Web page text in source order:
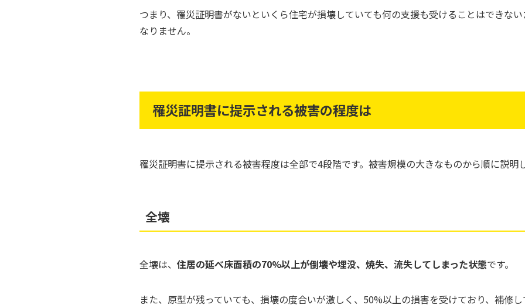
つまり、罹災証明書がないといくら住宅が損壊していても何の支援も受けることはできな
なりません。
罹災証明書に提示される被害の程度は
罹災証明書に提示される被害程度は全部で4段階です。被害規模の大きなものから順に説明
全壊
全壊は、 住居の延べ床面積の70%以上が倒壊や埋没、焼失、流失してしまった状態です。
また、原型が残っていても、損壊の度合いが激しく、50%以上の損害を受けており、補修